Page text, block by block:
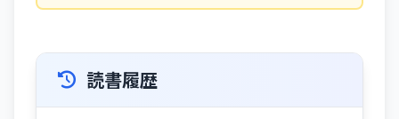
読書履歴